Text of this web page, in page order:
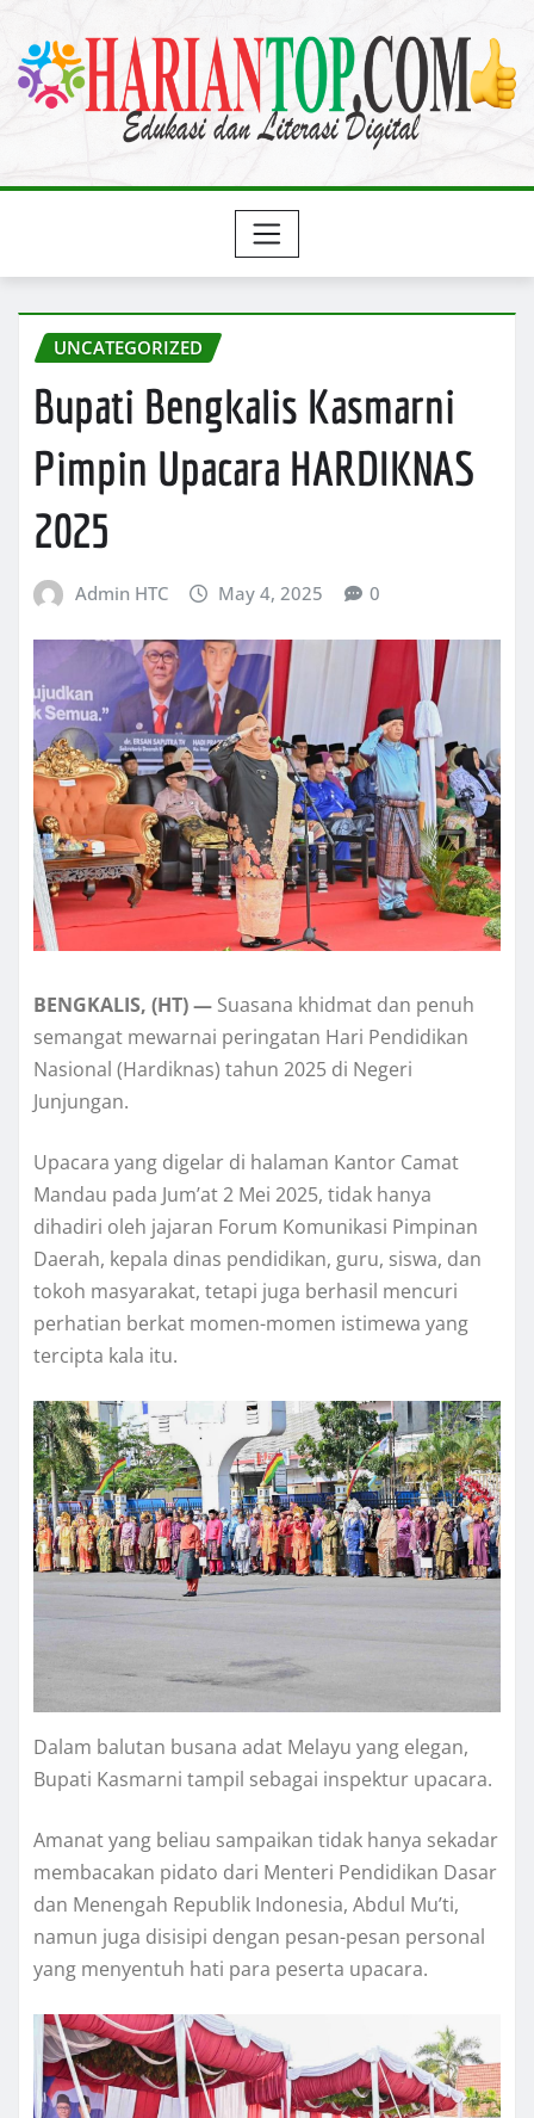
content
UNCATEGORIZED
Bupati Bengkalis Kasmarni
Pimpin Upacara HARDIKNAS
2025
Admin HTC May 4, 2025 0
BENGKALIS, (HT) — Suasana khidmat dan penuh
semangat mewarnai peringatan Hari Pendidikan
Nasional (Hardiknas) tahun 2025 di Negeri
Junjungan.
Upacara yang digelar di halaman Kantor Camat
Mandau pada Jum’at 2 Mei 2025, tidak hanya
dihadiri oleh jajaran Forum Komunikasi Pimpinan
Daerah, kepala dinas pendidikan, guru, siswa, dan
tokoh masyarakat, tetapi juga berhasil mencuri
perhatian berkat momen-momen istimewa yang
tercipta kala itu.
Dalam balutan busana adat Melayu yang elegan,
Bupati Kasmarni tampil sebagai inspektur upacara.
Amanat yang beliau sampaikan tidak hanya sekadar
membacakan pidato dari Menteri Pendidikan Dasar
dan Menengah Republik Indonesia, Abdul Mu’ti,
namun juga disisipi dengan pesan-pesan personal
yang menyentuh hati para peserta upacara.